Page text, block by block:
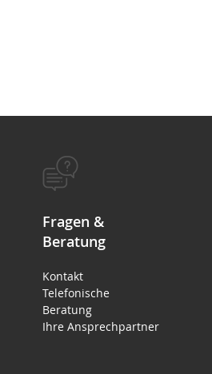
Fragen &
Beratung
Kontakt
Telefonische
Beratung
Ihre Ansprechpartner